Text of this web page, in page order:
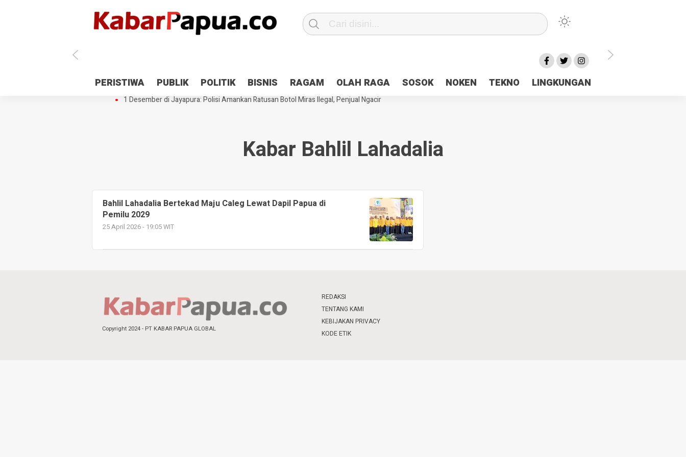
PERISTIWA PUBLIK POLITIK BISNIS RAGAM OLAH RAGA SOSOK NOKEN TEKNO LINGKUNGAN
Antisipasi 1 Desember, TNI Polri Patroli 2×24 jam di Kota Jayapura
Pesan Sejuk Polri di Deklarasi Pemilu Ceria Tanah Papua
Gedung Perpustakaan SMPN 5 Sentani Terbakar
Hibah Pilkada Jayapura Cair 10 Persen, Deposit Kas Daerah Rp23 Miliar Disorot
1 Desember di Jayapura: Polisi Amankan Ratusan Botol Miras Ilegal, Penjual Ngacir
Kabar Bahlil Lahadalia
Bahlil Lahadalia Bertekad Maju Caleg Lewat Dapil Papua di
Pemilu 2029
25 April 2026 - 19:05 WIT
Copyright 2024 - PT KABAR PAPUA GLOBAL
REDAKSI
TENTANG KAMI
KEBIJAKAN PRIVACY
KODE ETIK